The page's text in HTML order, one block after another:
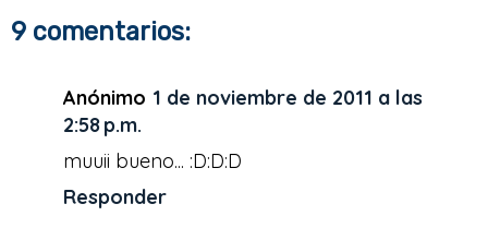
e
b
t
t
t
e
s
t
r
e
9 comentarios:
Anónimo 1 de noviembre de 2011 a las
2:58 p.m.
muuii bueno... :D:D:D
Responder